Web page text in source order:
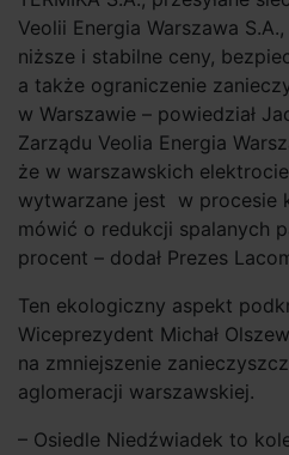
Veolii Energia Warszawa
niższe i stabilne ceny,
a także ograniczenie
w Warszawie – powiedział
Zarządu Veolia Energia
że w warszawskich
wytwarzane jest w procesie
mówić o redukcji spalanych
procent – dodał Prezes
Ten ekologiczny aspekt
Wiceprezydent Michał
na zmniejszenie
aglomeracji warszawskiej.
– Osiedle Niedźwiadek to